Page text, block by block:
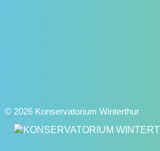
© 2026 Konservatorium Winterthur